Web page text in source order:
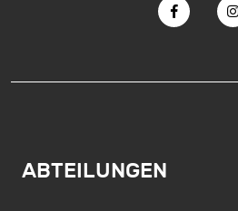
ABTEILUNGEN